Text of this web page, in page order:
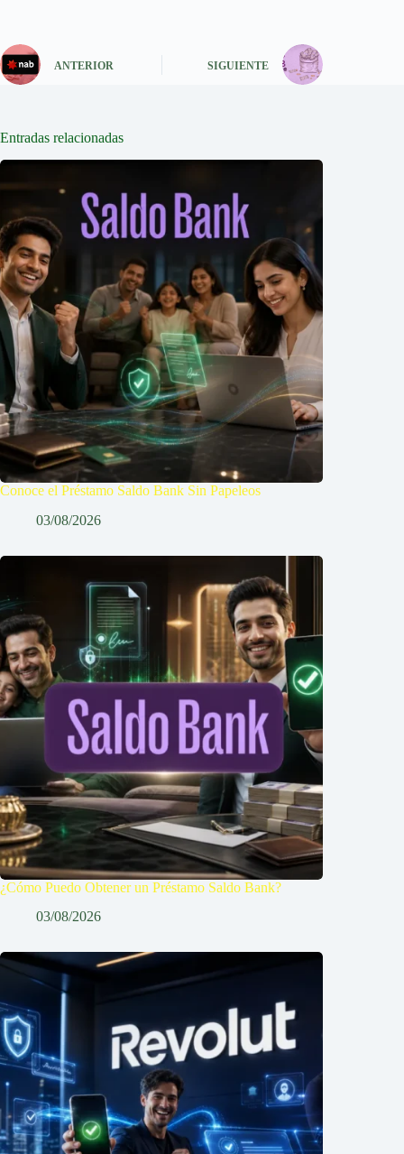
ANTERIOR SIGUIENTE
Entradas relacionadas
Conoce el Préstamo Saldo Bank Sin Papeleos
03/08/2026
¿Cómo Puedo Obtener un Préstamo Saldo Bank?
03/08/2026